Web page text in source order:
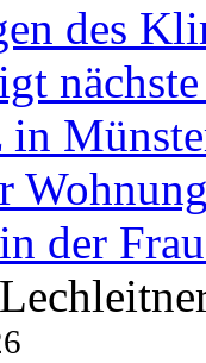
des
in
der